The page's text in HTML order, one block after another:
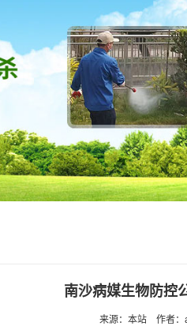
南沙病媒生物防控
来源：本站 作者：